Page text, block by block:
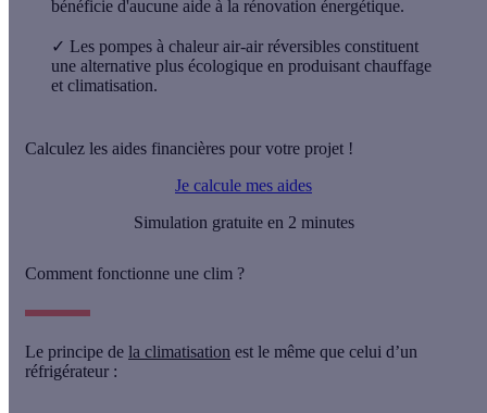
bénéficie d'aucune aide à la rénovation énergétique.
✓ Les pompes à chaleur air-air réversibles constituent
une alternative plus écologique en produisant chauffage
et climatisation.
Calculez les aides financières pour votre projet !
Je calcule mes aides
Simulation gratuite en 2 minutes
Comment fonctionne une clim ?
Le principe de la climatisation est le même que celui d’un
réfrigérateur :